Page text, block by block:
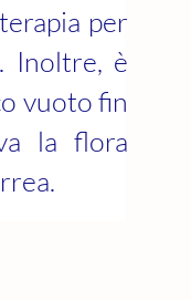
per
Inoltre, è
vuoto fin
la flora